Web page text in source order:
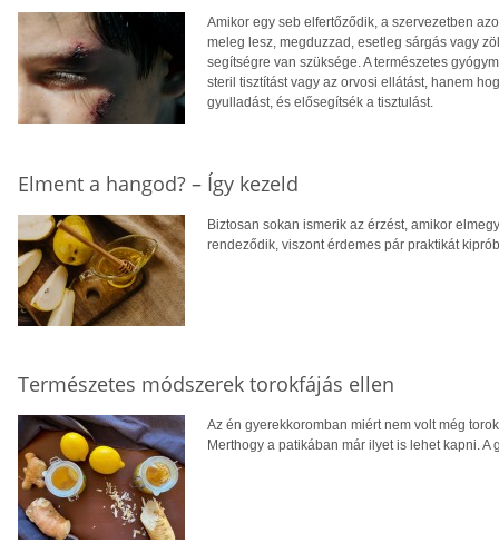
Amikor egy seb elfertőződik, a szervezetben
meleg lesz, megduzzad, esetleg sárgás vagy
segítségre van szüksége. A természetes
steril tisztítást vagy az orvosi ellátást, hanem
gyulladást, és elősegítsék a tisztulást.
Elment a hangod? – Így kezeld
Biztosan sokan ismerik az érzést, amikor
rendeződik, viszont érdemes pár praktikát
Természetes módszerek torokfájás ellen
Az én gyerekkoromban miért nem volt még
Merthogy a patikában már ilyet is lehet kapni. A